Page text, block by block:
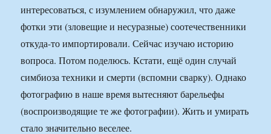
интересоваться, с изумлением обнаружил, что даже
фотки эти (зловещие и несуразные) соотечественники
откуда-то импортировали. Сейчас изучаю историю
вопроса. Потом поделюсь. Кстати, ещё один случай
симбиоза техники и смерти (вспомни сварку). Однако
фотографию в наше время вытесняют барельефы
(воспроизводящие те же фотографии). Жить и умирать
стало значительно веселее.